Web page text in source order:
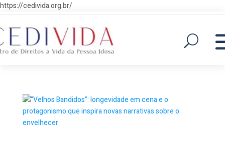
https://cedivida.org.br/